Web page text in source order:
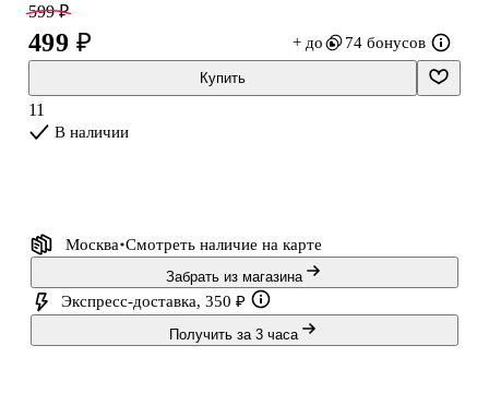
599 ₽
499 ₽ + до 74 бонусов
Купить
11
В наличии
Москва Смотреть наличие на карте
Забрать из магазина
Экспресс-доставка, 350 ₽
Получить за 3 часа